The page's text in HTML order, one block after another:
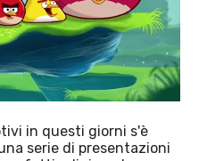
in questi giorni s'è
serie di presentazioni